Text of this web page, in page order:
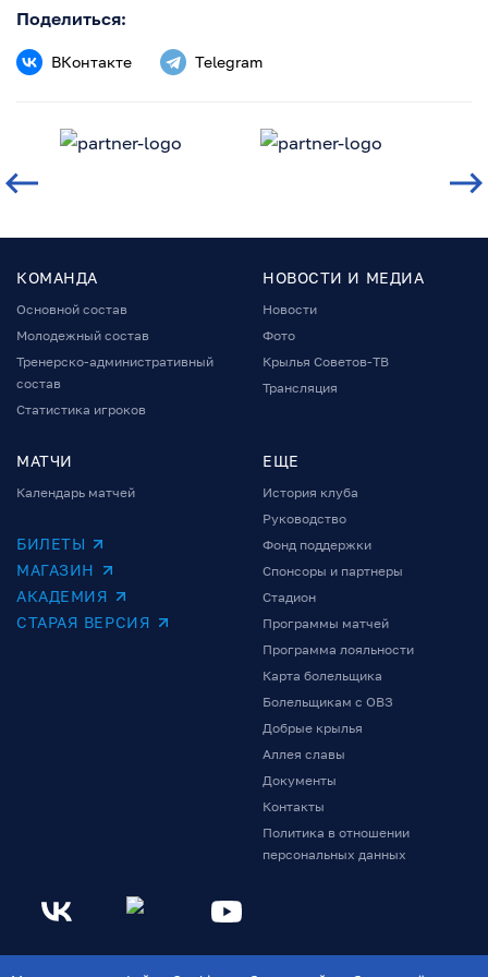
Поделиться:
ВКонтакте Telegram
КОМАНДА
Основной состав
Молодежный состав
Тренерско-административный
состав
Статистика игроков
НОВОСТИ И МЕДИА
Новости
Фото
Крылья Советов-ТВ
Трансляция
МАТЧИ
Календарь матчей
БИЛЕТЫ
МАГАЗИН
АКАДЕМИЯ
СТАРАЯ ВЕРСИЯ
ЕЩЕ
История клуба
Руководство
Фонд поддержки
Спонсоры и партнеры
Стадион
Программы матчей
Программа лояльности
Карта болельщика
Болельщикам с ОВЗ
Добрые крылья
Аллея славы
Документы
Контакты
Политика в отношении
персональных данных